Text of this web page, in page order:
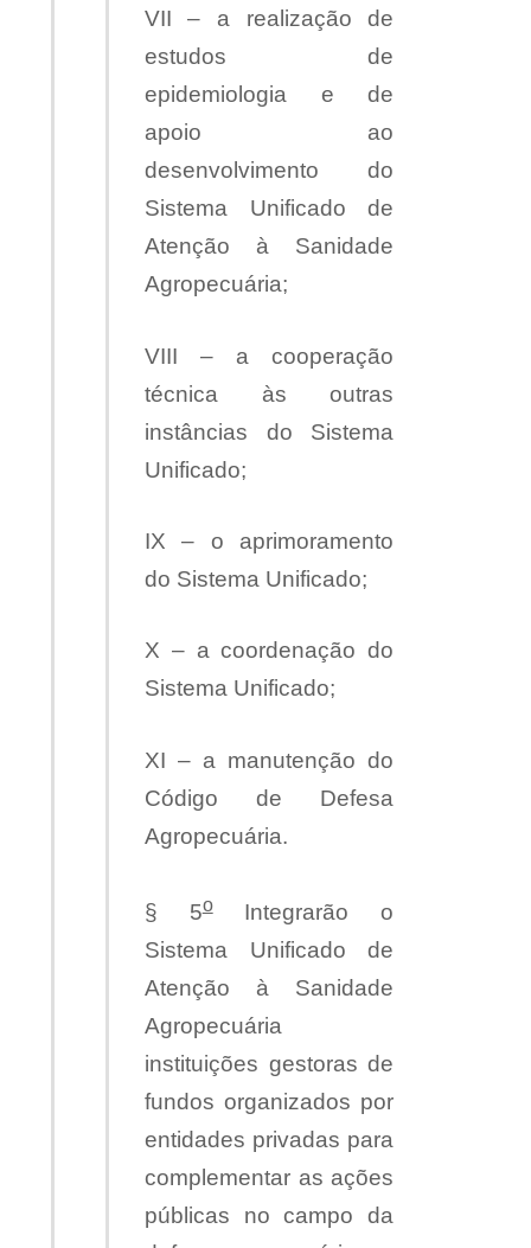
VII – a realização de
estudos de
epidemiologia e de
apoio ao
desenvolvimento do
Sistema Unificado de
Atenção à Sanidade
Agropecuária;
VIII – a cooperação
técnica às outras
instâncias do Sistema
Unificado;
IX – o aprimoramento
do Sistema Unificado;
X – a coordenação do
Sistema Unificado;
XI – a manutenção do
Código de Defesa
Agropecuária.
§ 5oIntegrarão o
Sistema Unificado de
Atenção à Sanidade
Agropecuária
instituições gestoras de
fundos organizados por
entidades privadas para
complementar as ações
públicas no campo da